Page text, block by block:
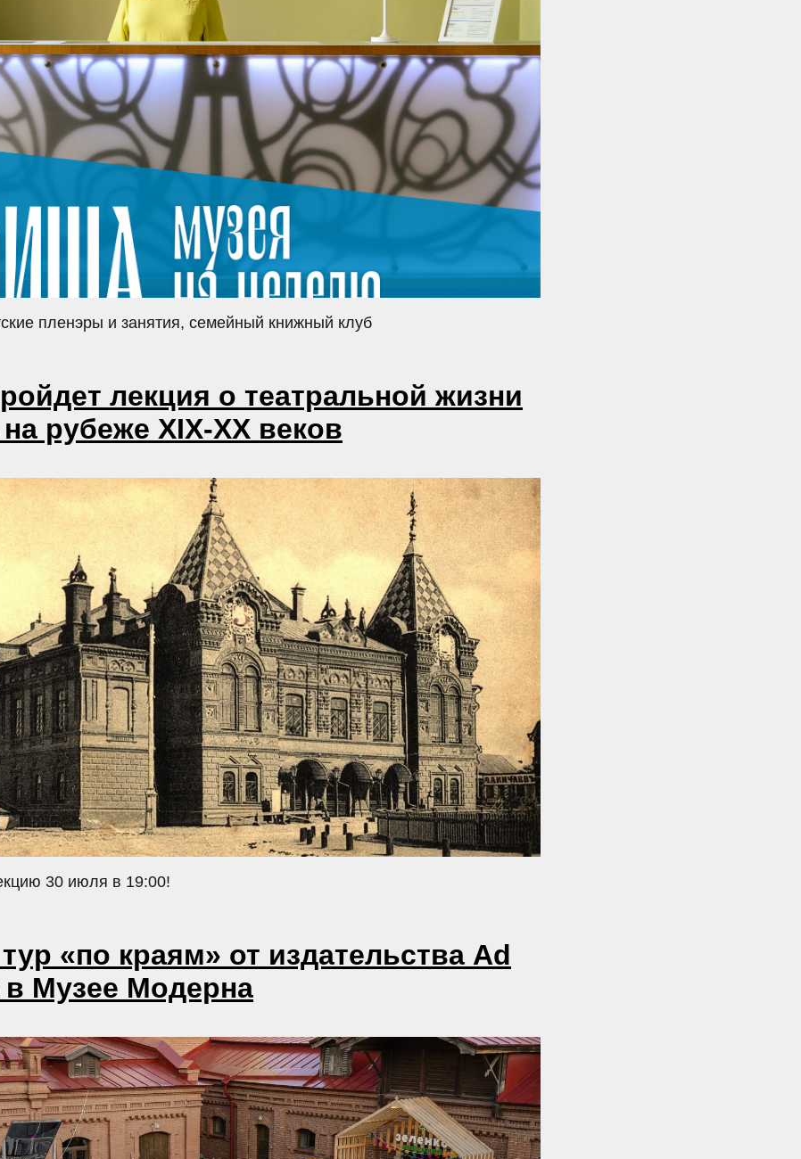
пленэры и занятия, семейный книжный клуб
лекция о театральной жизни
рубеже XIX-XX веков
30 июля в 19:00!
«по краям» от издательства Ad
в Музее Модерна